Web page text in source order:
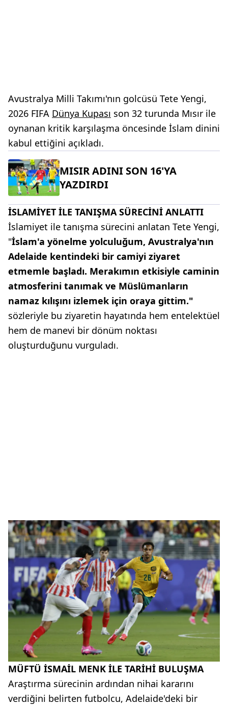
Avustralya Milli Takımı'nın golcüsü Tete Yengi,
2026 FIFA Dünya Kupası son 32 turunda Mısır ile
oynanan kritik karşılaşma öncesinde İslam dinini
kabul ettiğini açıkladı.
MISIR ADINI SON 16'YA
YAZDIRDI
İSLAMİYET İLE TANIŞMA SÜRECİNİ ANLATTI
İslamiyet ile tanışma sürecini anlatan Tete Yengi,
"İslam'a yönelme yolculuğum, Avustralya'nın
Adelaide kentindeki bir camiyi ziyaret
etmemle başladı. Merakımın etkisiyle caminin
atmosferini tanımak ve Müslümanların
namaz kılışını izlemek için oraya gittim."
sözleriyle bu ziyaretin hayatında hem entelektüel
hem de manevi bir dönüm noktası
oluşturduğunu vurguladı.
MÜFTÜ İSMAİL MENK İLE TARİHİ BULUŞMA
Araştırma sürecinin ardından nihai kararını
verdiğini belirten futbolcu, Adelaide'deki bir